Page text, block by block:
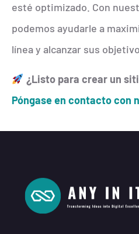
esté optimizado. Con
podemos ayudarle a
línea y alcanzar sus
¿Listo para crear un
Póngase en contacto con